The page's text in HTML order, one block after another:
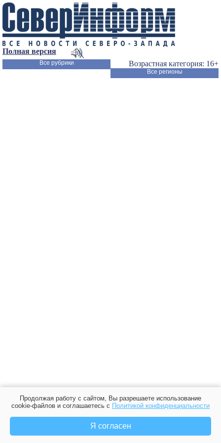
Полная версия
Возрастная категория: 16+
Все рубрики
Все регионы
Продолжая работу с сайтом, Вы разрешаете использование
cookie-файлов и соглашаетесь с Политикой конфиденциальности
Я согласен